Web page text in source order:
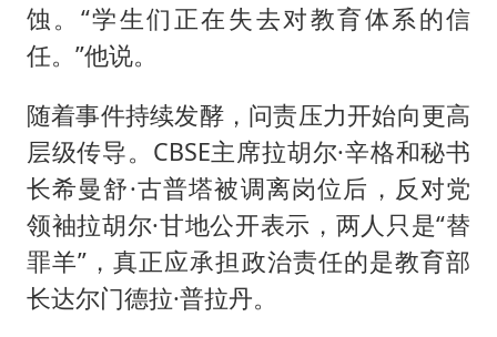
蚀。“学生们正在失去对教育体系的信
任。”他说。
随着事件持续发酵，问责压力开始向更高
层级传导。CBSE主席拉胡尔·辛格和秘书
长希曼舒·古普塔被调离岗位后，反对党
领袖拉胡尔·甘地公开表示，两人只是“替
罪羊”，真正应承担政治责任的是教育部
长达尔门德拉·普拉丹。